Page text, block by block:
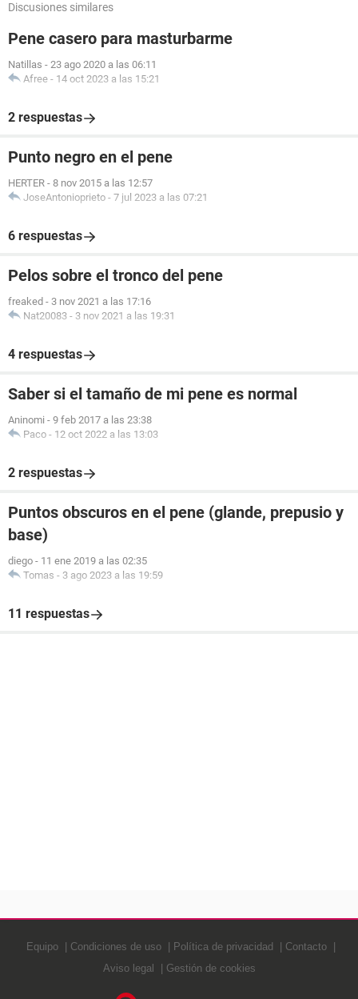
Discusiones similares
Pene casero para masturbarme
Natillas - 23 ago 2020 a las 06:11
Afree - 14 oct 2023 a las 15:21
2 respuestas
Punto negro en el pene
HERTER - 8 nov 2015 a las 12:57
JoseAntonioprieto - 7 jul 2023 a las 07:21
6 respuestas
Pelos sobre el tronco del pene
freaked - 3 nov 2021 a las 17:16
Nat20083 - 3 nov 2021 a las 19:31
4 respuestas
Saber si el tamaño de mi pene es normal
Aninomi - 9 feb 2017 a las 23:38
Paco - 12 oct 2022 a las 13:03
2 respuestas
Puntos obscuros en el pene (glande, prepusio y
base)
diego - 11 ene 2019 a las 02:35
Tomas - 3 ago 2023 a las 19:59
11 respuestas
Equipo Condiciones de uso Política de privacidad
Contacto
Aviso legal
Gestión de cookies